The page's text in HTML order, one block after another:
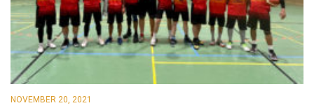
NOVEMBER 20, 2021